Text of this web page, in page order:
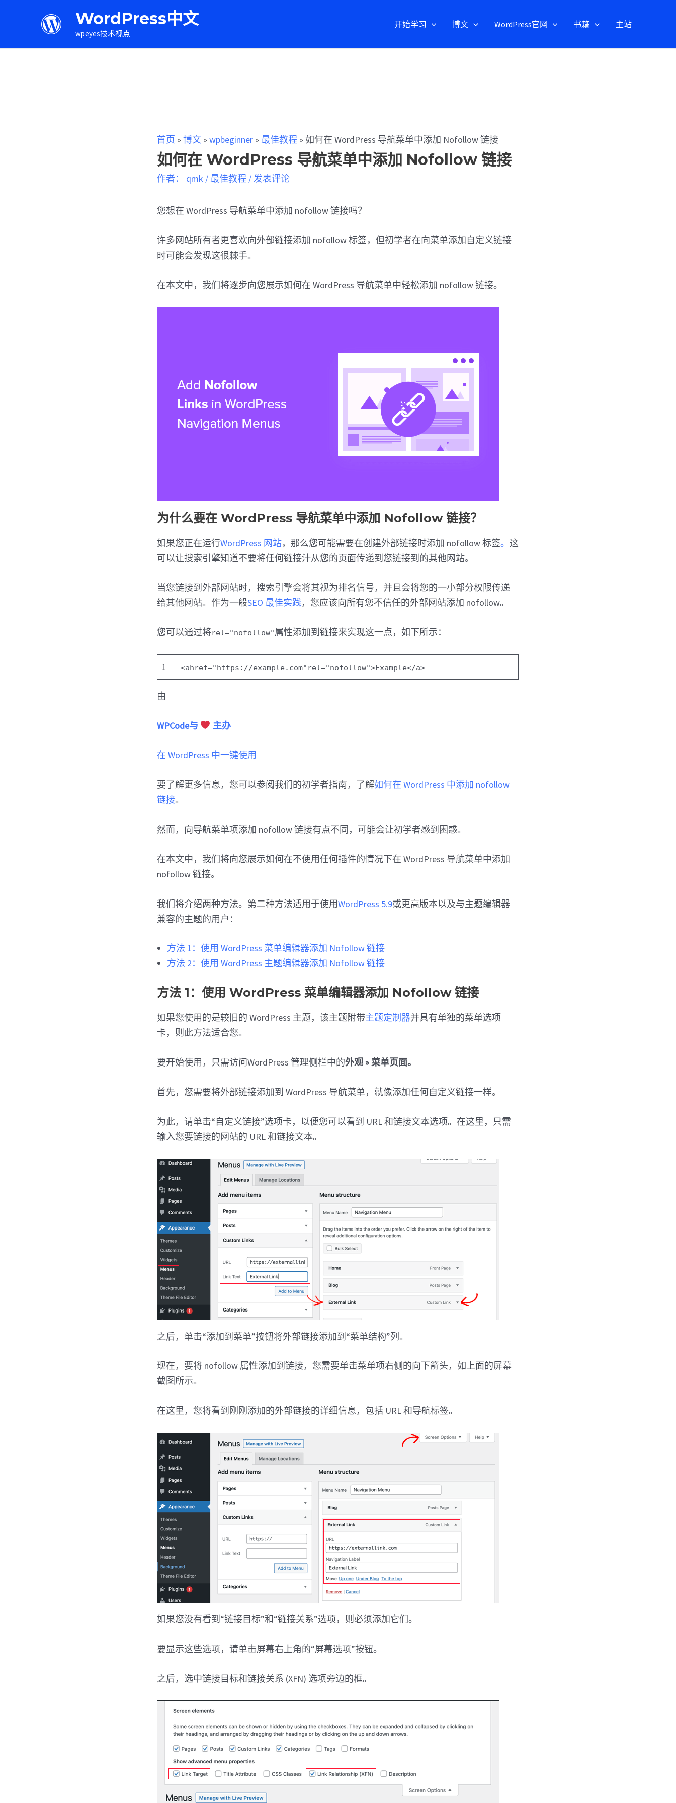
WordPress中文
wpeyes技术视点
开始学习 博文 WordPress官网 书籍 主站
首页 »博文 »wpbeginner » 最佳教程 »如何在 WordPress 导航菜单中添加 Nofollow 链接
如何在 WordPress 导航菜单中添加 Nofollow 链接
作者： qmk / 最佳教程 /发表评论
您想在 WordPress 导航菜单中添加 nofollow 链接吗？
许多网站所有者更喜欢向外部链接添加 nofollow 标签，但初学者在向菜单添加自定义链接
时可能会发现这很棘手。
在本文中，我们将逐步向您展示如何在 WordPress 导航菜单中轻松添加 nofollow 链接。
为什么要在 WordPress 导航菜单中添加 Nofollow 链接？
如果您正在运行WordPress 网站，那么您可能需要在创建外部链接时添加 nofollow 标签。 这
可以让搜索引擎知道不要将任何链接汁从您的页面传递到您链接到的其他网站。
当您链接到外部网站时，搜索引擎会将其视为排名信号，并且会将您的一小部分权限传递
给其他网站。作为一般SEO 最佳实践，您应该向所有您不信任的外部网站添加 nofollow。
您可以通过将rel="nofollow"属性添加到链接来实现这一点，如下所示：
1 <ahref="https://example.com" rel="nofollow">Example</a>
由
WPCode与 主办
在 WordPress 中一键使用
要了解更多信息，您可以参阅我们的初学者指南，了解如何在 WordPress 中添加 nofollow
链接。
然而，向导航菜单项添加 nofollow 链接有点不同，可能会让初学者感到困惑。
在本文中，我们将向您展示如何在不使用任何插件的情况下在 WordPress 导航菜单中添加
nofollow 链接。
我们将介绍两种方法。第二种方法适用于使用WordPress 5.9或更高版本以及与主题编辑器
兼容的主题的用户：
方法 1：使用 WordPress 菜单编辑器添加 Nofollow 链接
方法 2：使用 WordPress 主题编辑器添加 Nofollow 链接
方法 1：使用 WordPress 菜单编辑器添加 Nofollow 链接
如果您使用的是较旧的 WordPress 主题，该主题附带主题定制器并具有单独的菜单选项
卡，则此方法适合您。
要开始使用，只需访问WordPress 管理侧栏中的外观 » 菜单页面。
首先，您需要将外部链接添加到 WordPress 导航菜单，就像添加任何自定义链接一样。
为此，请单击“自定义链接”选项卡，以便您可以看到 URL 和链接文本选项。在这里，只需
输入您要链接的网站的 URL 和链接文本。
之后，单击“添加到菜单”按钮将外部链接添加到“菜单结构”列。
现在，要将 nofollow 属性添加到链接，您需要单击菜单项右侧的向下箭头，如上面的屏幕
截图所示。
在这里，您将看到刚刚添加的外部链接的详细信息，包括 URL 和导航标签。
如果您没有看到“链接目标”和“链接关系”选项，则必须添加它们。
要显示这些选项，请单击屏幕右上角的“屏幕选项”按钮。
之后，选中链接目标和链接关系 (XFN) 选项旁边的框。